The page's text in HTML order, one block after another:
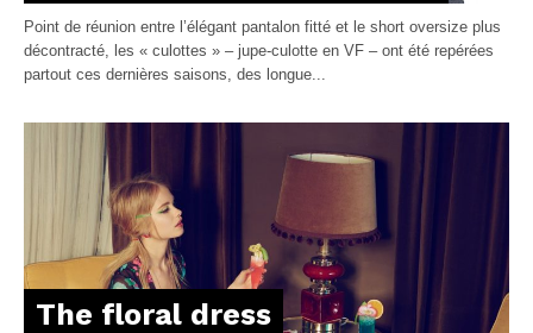
Point de réunion entre l’élégant pantalon fitté et le short oversize plus
décontracté, les « culottes » – jupe-culotte en VF – ont été repérées
partout ces dernières saisons, des longue...
The floral dress